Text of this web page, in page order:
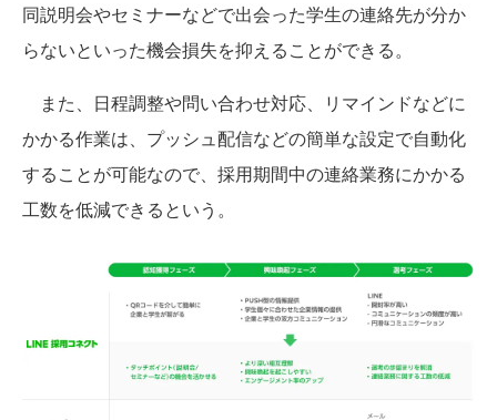
同説明会やセミナーなどで出会った学生の連絡先が分か
らないといった機会損失を抑えることができる。
また、日程調整や問い合わせ対応、リマインドなどに
かかる作業は、プッシュ配信などの簡単な設定で自動化
することが可能なので、採用期間中の連絡業務にかかる
工数を低減できるという。